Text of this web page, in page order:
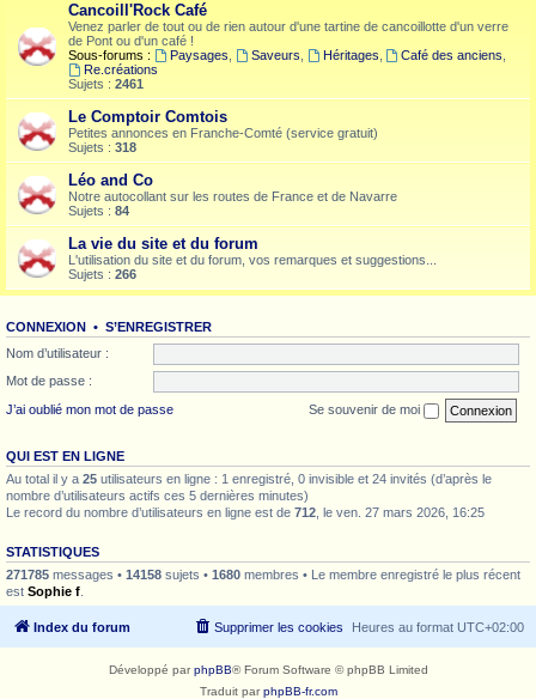
Cancoill'Rock Café
Venez parler de tout ou de rien autour d'une tartine de cancoillotte d'un verre
de Pont ou d'un café !
Sous-forums :
Paysages Saveurs Héritages Café des anciens
Re.créations
Sujets : 2461
Le Comptoir Comtois
Petites annonces en Franche-Comté (service gratuit)
Sujets : 318
Léo and Co
Notre autocollant sur les routes de France et de Navarre
Sujets : 84
La vie du site et du forum
L'utilisation du site et du forum, vos remarques et suggestions...
Sujets : 266
CONNEXION • S’ENREGISTRER
Nom d’utilisateur :
Mot de passe :
J’ai oublié mon mot de passe
Se souvenir de moi
QUI EST EN LIGNE
Au total il y a 25 utilisateurs en ligne : 1 enregistré, 0 invisible et 24 invités (d’après le
nombre d’utilisateurs actifs ces 5 dernières minutes)
Le record du nombre d’utilisateurs en ligne est de 712 , le ven. 27 mars 2026, 16:25
STATISTIQUES
271785 messages • 14158 sujets • 1680 membres • Le membre enregistré le plus récent
est Sophie f
Index du forum Heures au format UTC+02:00
Supprimer les cookies
Développé parphpBB® Forum Software © phpBB Limited
Traduit parphpBB-fr.com